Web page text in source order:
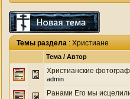
Темы раздела: Христиане
Тема / Автор
Христианские
admin
Ранами Его мы